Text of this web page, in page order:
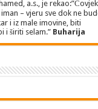
a.s., je rekao:”Čovjek
– vjeru sve dok ne
i iz male imovine, biti
i širiti selam.” Buharija